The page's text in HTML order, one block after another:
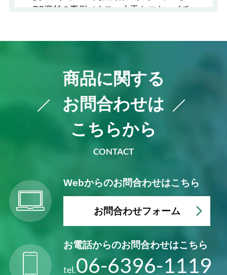
・BS資材の事例（ナス、大玉トマト、イチ
・その他ご案内
2021年06月発行：
ハイポネックスニュース42号
・BS資材カーネーション事例
・新商品「グリベテン」発売
ミック錠剤、BS資材）
・アジサイ生産にオススメの資材（オスモコ
ートブルーム、BS資材）
・アジサイ5寸の肥培管理例
・春～秋の花壇苗に向けた新商品のご紹介
・ネクスコートプロのご紹介
・BS資材動画のご案内
商品に関する
お問合わせは
こちらから
CONTACT
Webからのお問合わせはこちら
お問合わせフォーム
お電話からのお問合わせはこちら
tel.06-6396-1119